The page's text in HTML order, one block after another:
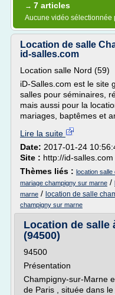
→ 7 articles
Aucune vidéo sélectionnée
Location de salle
id-salles.com
Location salle Nord (59)
iD-Salles.com est le site
salles pour séminaires,
mais aussi pour la
mariages, baptêmes et
Lire la suite
Date: 2017-01-24
Site : http://id-salles.com
Thèmes liés : location
mariage champigny sur marne /
marne / location de salle
champigny sur marne
Location de salle
(94500)
94500
Présentation
Champigny-sur-Marne
de Paris , située dans